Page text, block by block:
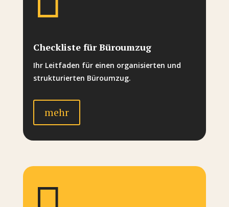
Checkliste für Büroumzug
Ihr Leitfaden für einen organisierten und
strukturierten Büroumzug.
mehr